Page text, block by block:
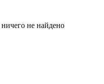
не найдено